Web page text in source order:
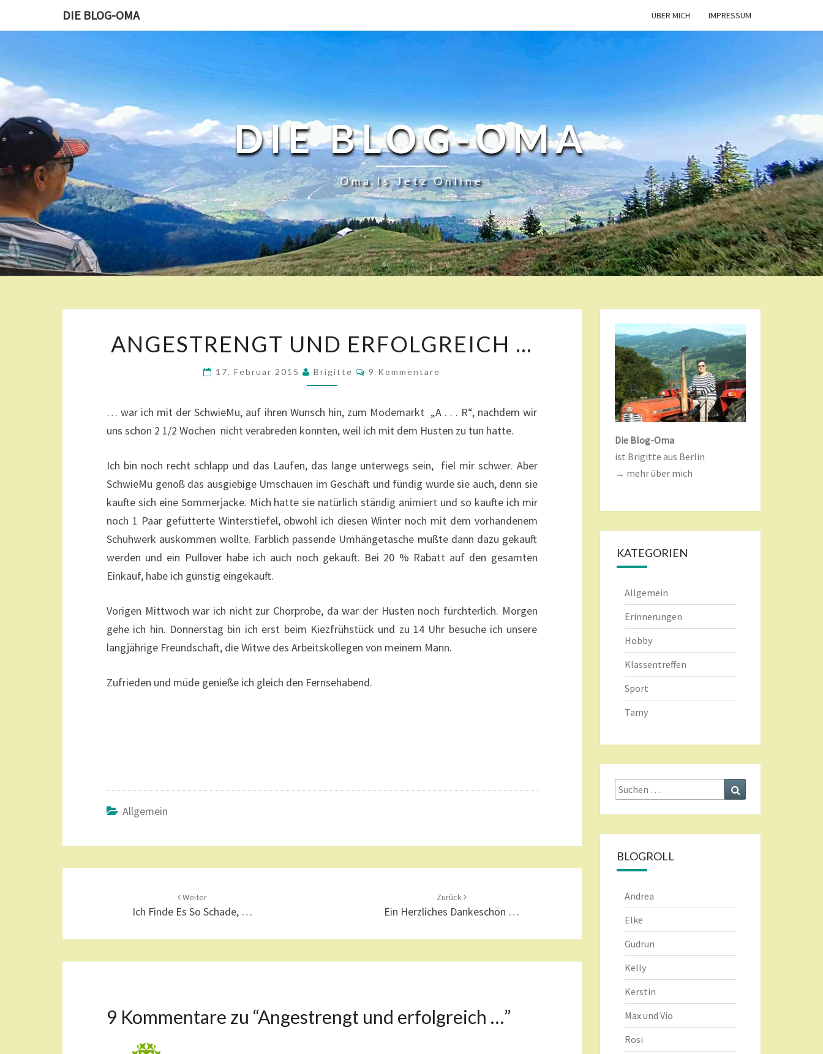
DIE BLOG-OMA ÜBER MICH IMPRESSUM
DIE BLOG-OMA
Oma Is Jetz Online
N
E
S
R
E
G
T
U
D
E
R
G
R
E
C
ANGESTRENGT UND ERFOLGREICH …
17. Februar 2015 Brigitte
K
O
N
A
9 Kommentare
… war ich mit der SchwieMu, auf ihren Wunsch hin, zum Modemarkt „A . . . R“, nachdem wir
uns schon 2 1/2 Wochen nicht verabreden konnten, weil ich mit dem Husten zu tun hatte.
Ich bin noch recht schlapp und das Laufen, das lange unterwegs sein, fiel mir schwer. Aber
SchwieMu genoß das ausgiebige Umschauen im Geschäft und fündig wurde sie auch, denn sie
kaufte sich eine Sommerjacke. Mich hatte sie natürlich ständig animiert und so kaufte ich mir
noch 1 Paar gefütterte Winterstiefel, obwohl ich diesen Winter noch mit dem vorhandenem
Schuhwerk auskommen wollte. Farblich passende Umhängetasche mußte dann dazu gekauft
werden und ein Pullover habe ich auch noch gekauft. Bei 20 % Rabatt auf den gesamten
Einkauf, habe ich günstig eingekauft.
Vorigen Mittwoch war ich nicht zur Chorprobe, da war der Husten noch fürchterlich. Morgen
gehe ich hin. Donnerstag bin ich erst beim Kiezfrühstück und zu 14 Uhr besuche ich unsere
langjährige Freundschaft, die Witwe des Arbeitskollegen von meinem Mann.
Zufrieden und müde genieße ich gleich den Fernsehabend.
Allgemein
Beitragsnavigation
Weiter
Ich Finde Es So Schade, …
Zurück
Ein Herzliches Dankeschön …
9 Kommentare zu “Angestrengt und erfolgreich …”
Die Blog-Oma
ist Brigitte aus Berlin
→ mehr über mich
KATEGORIEN
Allgemein
Erinnerungen
Hobby
Klassentreffen
Sport
Tamy
Suche
nach:
BLOGROLL
Andrea
Elke
Gudrun
Kelly
Kerstin
Max und Vio
Rosi